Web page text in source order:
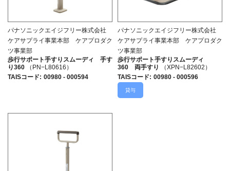
パナソニックエイジフリー株式会社
ケアサプライ事業本部 ケアプロダク
ツ事業部
歩行サポート手すりスムーディ 手す
り360
（PN−L80616）
TAISコード: 00980 - 000594
パナソニックエイジフリー株式会社
ケアサプライ事業本部 ケアプロダク
ツ事業部
歩行サポート手すりスムーディ
360 両手すり
（XPN−L82602）
TAISコード: 00980 - 000596
貸与